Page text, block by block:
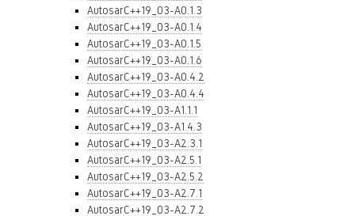
AutosarC++19_03-A0.1.3
AutosarC++19_03-A0.1.4
AutosarC++19_03-A0.1.5
AutosarC++19_03-A0.1.6
AutosarC++19_03-A0.4.2
AutosarC++19_03-A0.4.4
AutosarC++19_03-A1.1.1
AutosarC++19_03-A1.4.3
AutosarC++19_03-A2.3.1
AutosarC++19_03-A2.5.1
AutosarC++19_03-A2.5.2
AutosarC++19_03-A2.7.1
AutosarC++19_03-A2.7.2